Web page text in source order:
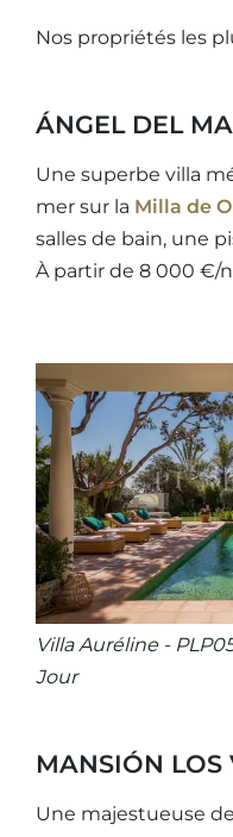
Nos propriétés les
ÁNGEL DEL
Une superbe villa
mer sur la Milla de
salles de bain, une
À partir de 8 000 €/
Villa Auréline -
Jour
MANSIÓN LOS
Une majestueuse